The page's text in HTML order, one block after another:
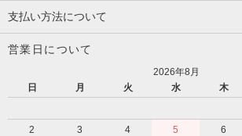
支払い方法について
営業日について
2026年8月
日
月 火 水 木
2
3 4 5 6